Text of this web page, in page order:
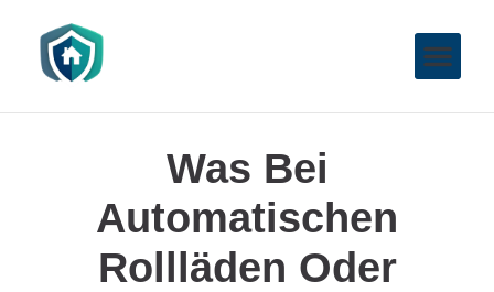
Was Bei
Automatischen
Rollläden Oder